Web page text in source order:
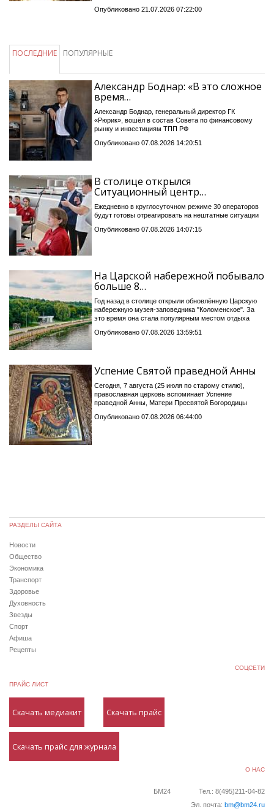
Опубликовано 21.07.2026 07:22:00
ПОСЛЕДНИЕ ПОПУЛЯРНЫЕ
Александр Боднар: «В это сложное
время…
Александр Боднар, генеральный директор ГК
«Рюрик», вошёл в состав Совета по финансовому
рынку и инвестициям ТПП РФ
Опубликовано 07.08.2026 14:20:51
В столице открылся
Ситуационный центр…
Ежедневно в круглосуточном режиме 30 операторов
будут готовы отреагировать на нештатные ситуации
Опубликовано 07.08.2026 14:07:15
На Царской набережной побывало
больше 8…
Год назад в столице открыли обновлённую Царскую
набережную музея-заповедника "Коломенское". За
это время она стала популярным местом отдыха
Опубликовано 07.08.2026 13:59:51
Успение Святой праведной Анны
Сегодня, 7 августа (25 июля по старому стилю),
православная церковь вспоминает Успение
праведной Анны, Матери Пресвятой Богородицы
Опубликовано 07.08.2026 06:44:00
РАЗДЕЛЫ САЙТА
Новости
Общество
Экономика
Транспорт
Здоровье
Духовность
Звезды
Спорт
Афиша
Рецепты
СОЦСЕТИ
ПРАЙС ЛИСТ
Скачать медиакит Скачать прайс
Скачать прайс для журнала
О НАС
БМ24
Тел.: 8(495)211-04-82
Эл. почта: bm@bm24.ru